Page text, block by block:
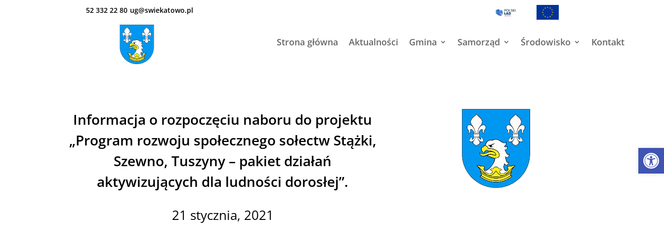
52 332 22 80 ug@swiekatowo.pl
Strona główna Aktualności Gmina Samorząd Środowisko Kontakt
Informacja o rozpoczęciu naboru do projektu
„Program rozwoju społecznego sołectw Stążki,
Szewno, Tuszyny – pakiet działań
aktywizujących dla ludności dorosłej”.
21 stycznia, 2021